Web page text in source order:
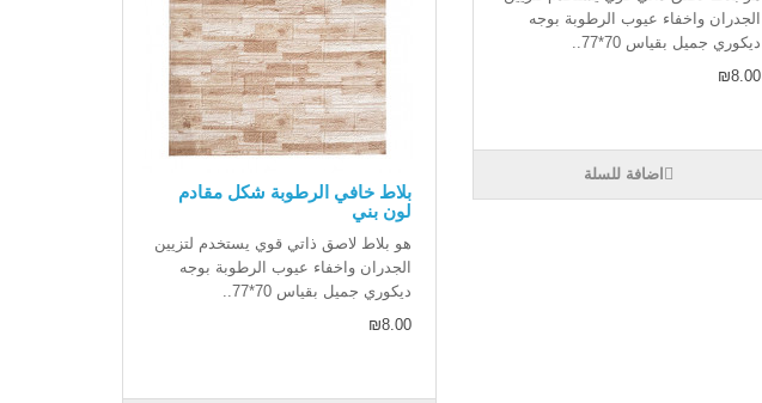
الجدران واخفاء عيوب الرطوبة بوجه
ديكوري جميل بقياس 70*77..
₪8.00
اضافة للسلة
بلاط خافي الرطوبة شكل مقادم
لون بني
هو بلاط لاصق ذاتي قوي يستخدم لتزيين
الجدران واخفاء عيوب الرطوبة بوجه
ديكوري جميل بقياس 70*77..
₪8.00